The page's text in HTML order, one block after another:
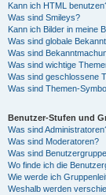
Kann ich HTML
Was sind Smileys?
Kann ich Bilder in meine
Was sind globale
Was sind
Was sind wichtige
Was sind geschlossene
Was sind Themen-
Benutzer-Stufen und
Was sind
Was sind Moderatoren?
Was sind
Wo finde ich die
Wie werde ich
Weshalb werden